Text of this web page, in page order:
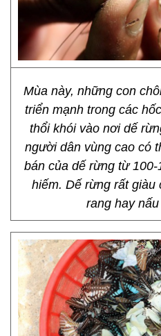
Mùa này, những con
triển mạnh trong các
thổi khói vào nơi dế
người dân vùng cao có
bán của dế rừng từ
hiếm. Dế rừng rất giàu
rang hay